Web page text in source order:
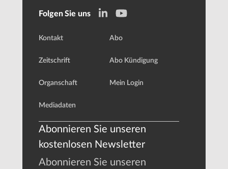
Folgen Sie uns
Kontakt
Zeitschrift
Organschaft
Mediadaten
Abo
Abo Kündigung
Mein Login
Abonnieren Sie unseren
kostenlosen Newsletter
Abonnieren Sie unseren